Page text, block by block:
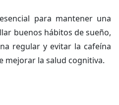
para mantener una
buenos hábitos de sueño,
regular y evitar la cafeína
mejorar la salud cognitiva.